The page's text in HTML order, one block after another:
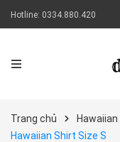
Hotline: 0334.880.420
Trang chủ
Hawaiian Shirt Size S